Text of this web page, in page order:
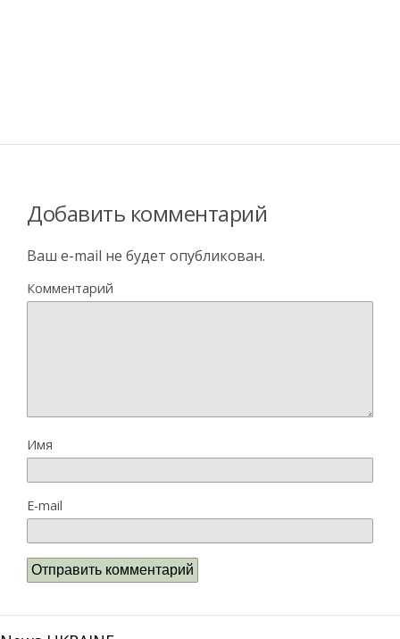
Добавить комментарий
Ваш e-mail не будет опубликован.
Комментарий
Имя
E-mail